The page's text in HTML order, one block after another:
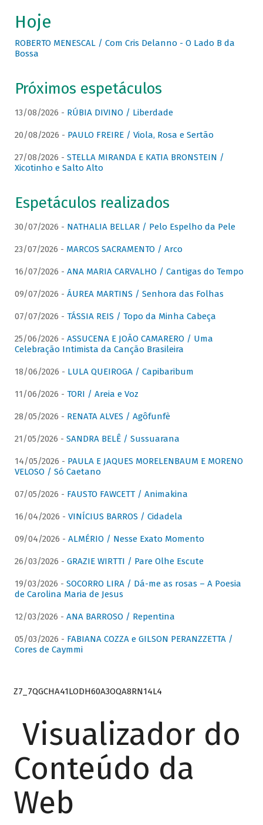
Hoje
ROBERTO MENESCAL / Com Cris Delanno - O Lado B da
Bossa
Próximos espetáculos
13/08/2026 - RÚBIA DIVINO / Liberdade
20/08/2026 - PAULO FREIRE / Viola, Rosa e Sertão
27/08/2026 - STELLA MIRANDA E KATIA BRONSTEIN /
Xicotinho e Salto Alto
Espetáculos realizados
30/07/2026 - NATHALIA BELLAR / Pelo Espelho da Pele
23/07/2026 - MARCOS SACRAMENTO / Arco
16/07/2026 - ANA MARIA CARVALHO / Cantigas do Tempo
09/07/2026 - ÁUREA MARTINS / Senhora das Folhas
07/07/2026 - TÁSSIA REIS / Topo da Minha Cabeça
25/06/2026 - ASSUCENA E JOÃO CAMARERO / Uma
Celebração Intimista da Canção Brasileira
18/06/2026 - LULA QUEIROGA / Capibaribum
11/06/2026 - TORI / Areia e Voz
28/05/2026 - RENATA ALVES / Agôfunfè
21/05/2026 - SANDRA BELÊ / Sussuarana
14/05/2026 - PAULA E JAQUES MORELENBAUM E MORENO
VELOSO / Só Caetano
07/05/2026 - FAUSTO FAWCETT / Animakina
16/04/2026 - VINÍCIUS BARROS / Cidadela
09/04/2026 - ALMÉRIO / Nesse Exato Momento
26/03/2026 - GRAZIE WIRTTI / Pare Olhe Escute
19/03/2026 - SOCORRO LIRA / Dá-me as rosas – A Poesia
de Carolina Maria de Jesus
12/03/2026 - ANA BARROSO / Repentina
05/03/2026 - FABIANA COZZA e GILSON PERANZZETTA /
Cores de Caymmi
Z7_7QGCHA41LODH60A3OQA8RN14L4
Visualizador do
Conteúdo da
Web